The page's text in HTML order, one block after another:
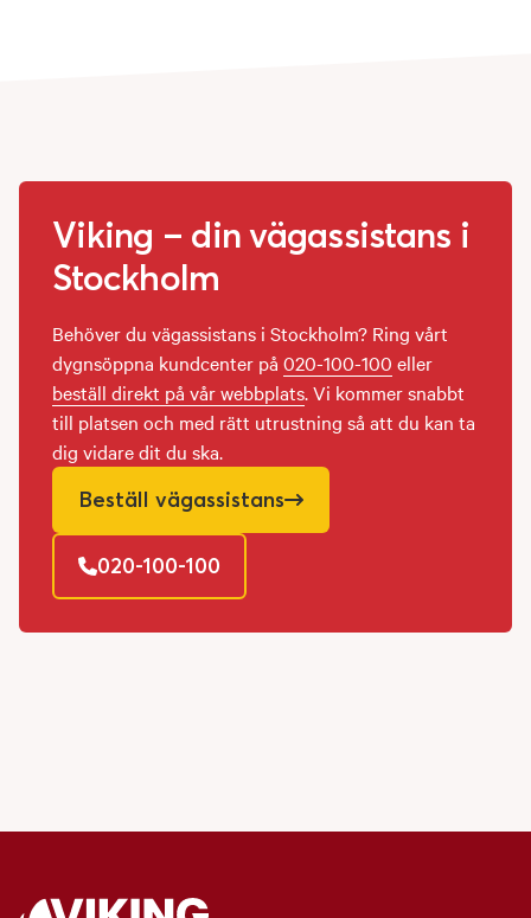
Viking – din vägassistans i
Stockholm
Behöver du vägassistans i Stockholm? Ring vårt
dygnsöppna kundcenter på 020-100-100 eller
beställ direkt på vår webbplats. Vi kommer snabbt
till platsen och med rätt utrustning så att du kan ta
dig vidare dit du ska.
Beställ vägassistans
020-100-100